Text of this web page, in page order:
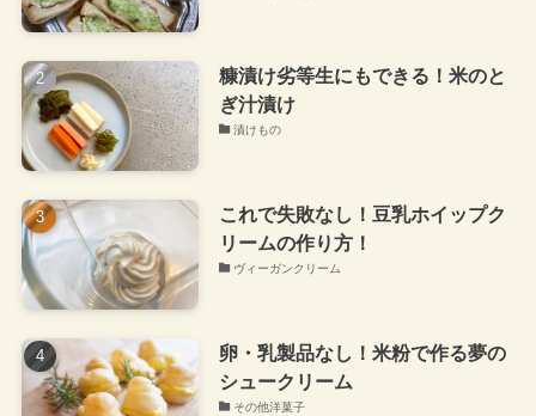
糠漬け劣等生にもできる！米のと
ぎ汁漬け
漬けもの
これで失敗なし！豆乳ホイップク
リームの作り方！
ヴィーガンクリーム
卵・乳製品なし！米粉で作る夢の
シュークリーム
その他洋菓子